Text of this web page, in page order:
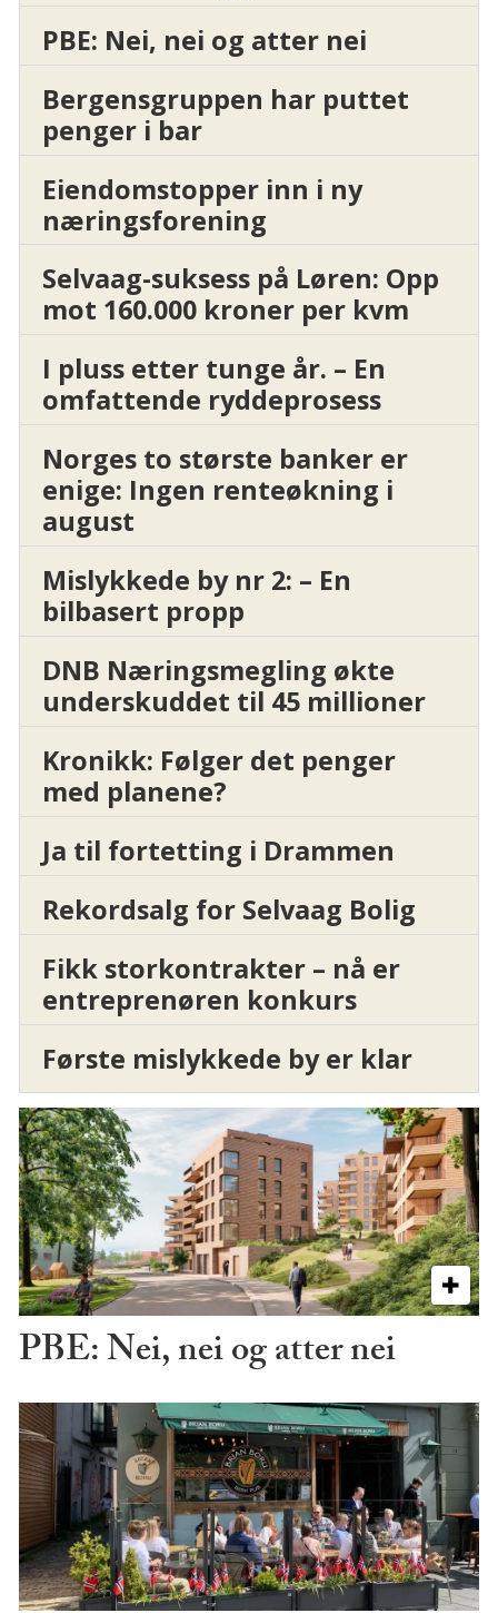
PBE: Nei, nei og atter nei
Bergensgruppen har puttet
penger i bar
Eiendomstopper inn i ny
næringsforening
Selvaag-suksess på Løren: Opp
mot 160.000 kroner per kvm
I pluss etter tunge år. – En
omfattende ryddeprosess
Norges to største banker er
enige: Ingen renteøkning i
august
Mislykkede by nr 2: – En
bilbasert propp
DNB Næringsmegling økte
underskuddet til 45 millioner
Kronikk: Følger det penger
med planene?
Ja til fortetting i Drammen
Rekordsalg for Selvaag Bolig
Fikk storkontrakter – nå er
entreprenøren konkurs
Første mislykkede by er klar
PBE: Nei, nei og atter nei